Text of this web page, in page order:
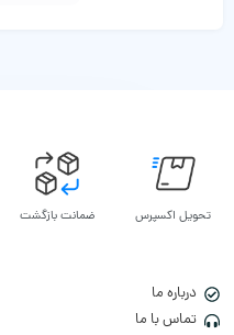
تحویل اکسپرس ضمانت بازگشت
درباره ما
تماس با ما